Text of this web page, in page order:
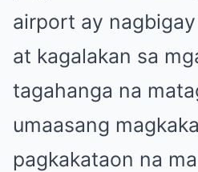
airport ay
at kagalakan sa
tagahanga na
umaasang
pagkakataon na